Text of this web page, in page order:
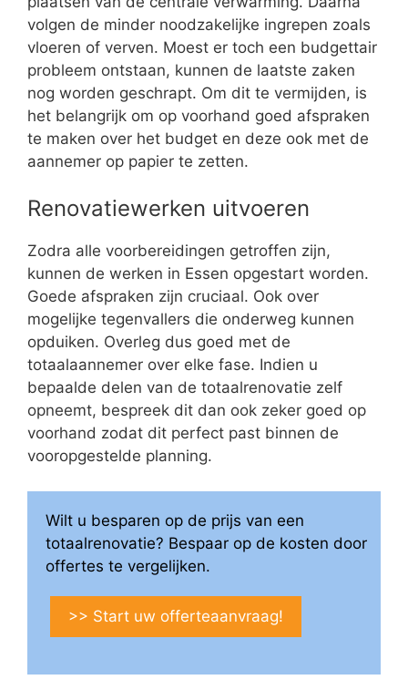
volgen de minder noodzakelijke ingrepen zoals
vloeren of verven. Moest er toch een budgettair
probleem ontstaan, kunnen de laatste zaken
nog worden geschrapt. Om dit te vermijden, is
het belangrijk om op voorhand goed afspraken
te maken over het budget en deze ook met de
aannemer op papier te zetten.
Renovatiewerken uitvoeren
Zodra alle voorbereidingen getroffen zijn,
kunnen de werken in Essen opgestart worden.
Goede afspraken zijn cruciaal. Ook over
mogelijke tegenvallers die onderweg kunnen
opduiken. Overleg dus goed met de
totaalaannemer over elke fase. Indien u
bepaalde delen van de totaalrenovatie zelf
opneemt, bespreek dit dan ook zeker goed op
voorhand zodat dit perfect past binnen de
vooropgestelde planning.
Wilt u besparen op de prijs van een
totaalrenovatie? Bespaar op de kosten door
offertes te vergelijken.
>> Start uw offerteaanvraag!